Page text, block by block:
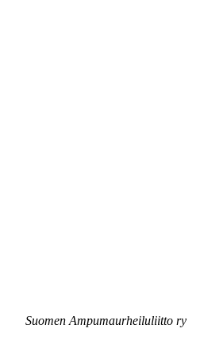
Suomen Ampumaurheiluliitto ry